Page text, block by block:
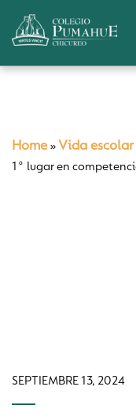
Home » Vida escolar
1° lugar en
SEPTIEMBRE 13, 2024